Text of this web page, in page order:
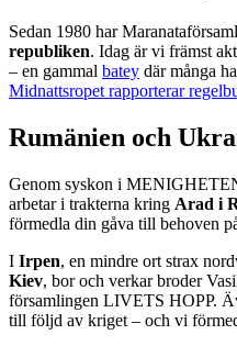
Sedan 1980 har
republiken. Idag är vi främst
– en gammal batey där många
Midnattsropet rapporterar
Rumänien och
Genom syskon i
arbetar i trakterna kring Arad i
förmedla din gåva till behoven
I Irpen, en mindre ort strax
Kiev, bor och verkar broder
församlingen LIVETS HOPP.
till följd av kriget – och vi